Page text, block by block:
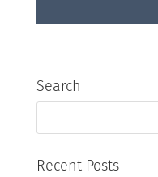
Search
Recent Posts